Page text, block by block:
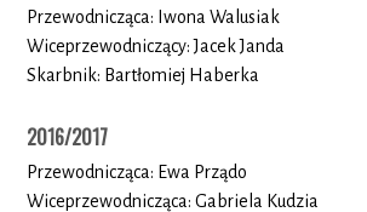
Przewodnicząca: Iwona Walusiak
Wiceprzewodniczący: Jacek Janda
Skarbnik: Bartłomiej Haberka
2016/2017
Przewodnicząca: Ewa Prządo
Wiceprzewodnicząca: Gabriela Kudzia